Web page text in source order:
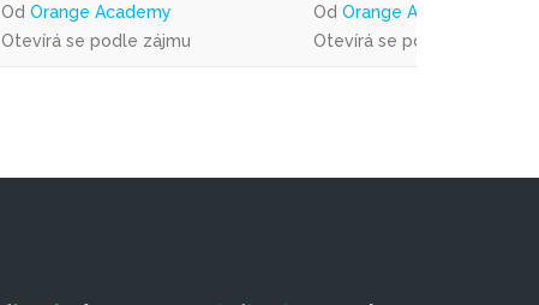
Od Orange Academy
Otevírá se podle zájmu
Od Orange Academy
Otevírá se podle zájmu